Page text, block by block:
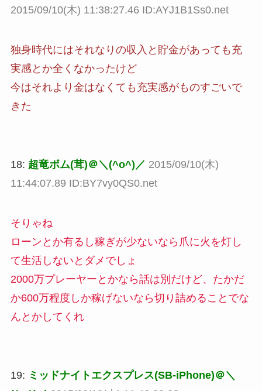
2015/09/10(木) 11:38:27.46 ID:AYJ1B1Ss0.net
独身時代にはそれなりの収入と貯金があっても充
実感とか全くなかったけど
今はそれより金はなくても充実感がものすごいで
きた
18: 超竜ボム(茸)＠＼(^o^)／ 2015/09/10(木)
11:44:07.89 ID:BY7vy0QS0.net
そりゃね
ローンとか有るし稼ぎが少ないなら爪に火を灯し
て生活しないとダメでしょ
2000万プレーヤーとかなら話は別だけど、たかだ
か600万程度しか稼げないなら切り詰めることでな
んとかしてくれ
19: ミッドナイトエクスプレス(SB-iPhone)＠＼